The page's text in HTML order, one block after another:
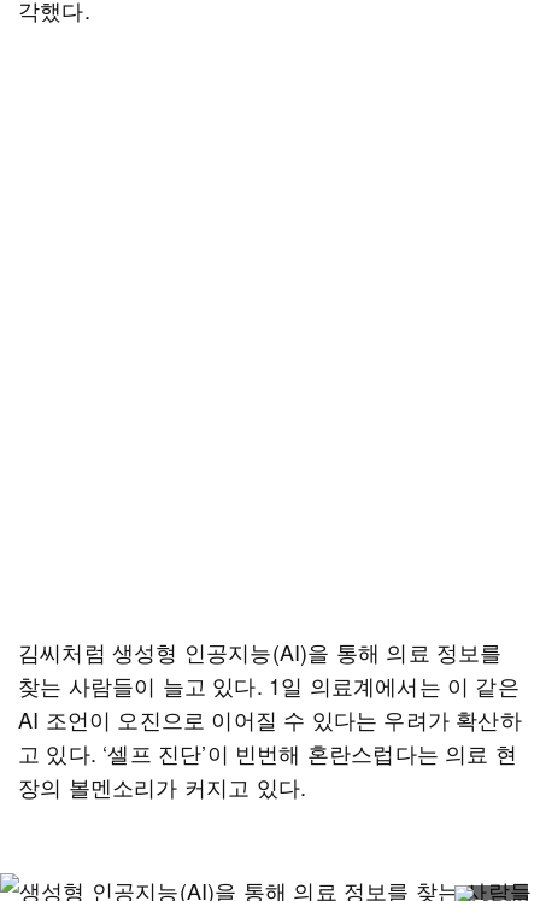
각했다.
김씨처럼 생성형 인공지능(AI)을 통해 의료 정보를
찾는 사람들이 늘고 있다. 1일 의료계에서는 이 같은
AI 조언이 오진으로 이어질 수 있다는 우려가 확산하
고 있다. ‘셀프 진단’이 빈번해 혼란스럽다는 의료 현
장의 볼멘소리가 커지고 있다.